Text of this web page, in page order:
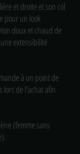
et droite et son col
pour un look
doux et chaud de
extensibilité
à un point de
lors de l'achat afin
(femme sans